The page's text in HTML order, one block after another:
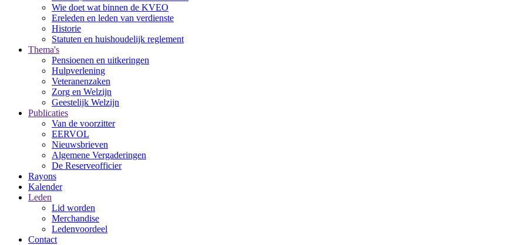
Wie doet wat binnen de KVEO
Ereleden en leden van verdienste
Historie
Statuten en huishoudelijk reglement
Thema's
Pensioenen en uitkeringen
Hulpverlening
Veteranenzaken
Zorg en Welzijn
Geestelijk Welzijn
Publicaties
Van de voorzitter
EERVOL
Nieuwsbrieven
Algemene Vergaderingen
De Reserveofficier
Rayons
Kalender
Leden
Lid worden
Merchandise
Ledenvoordeel
Contact